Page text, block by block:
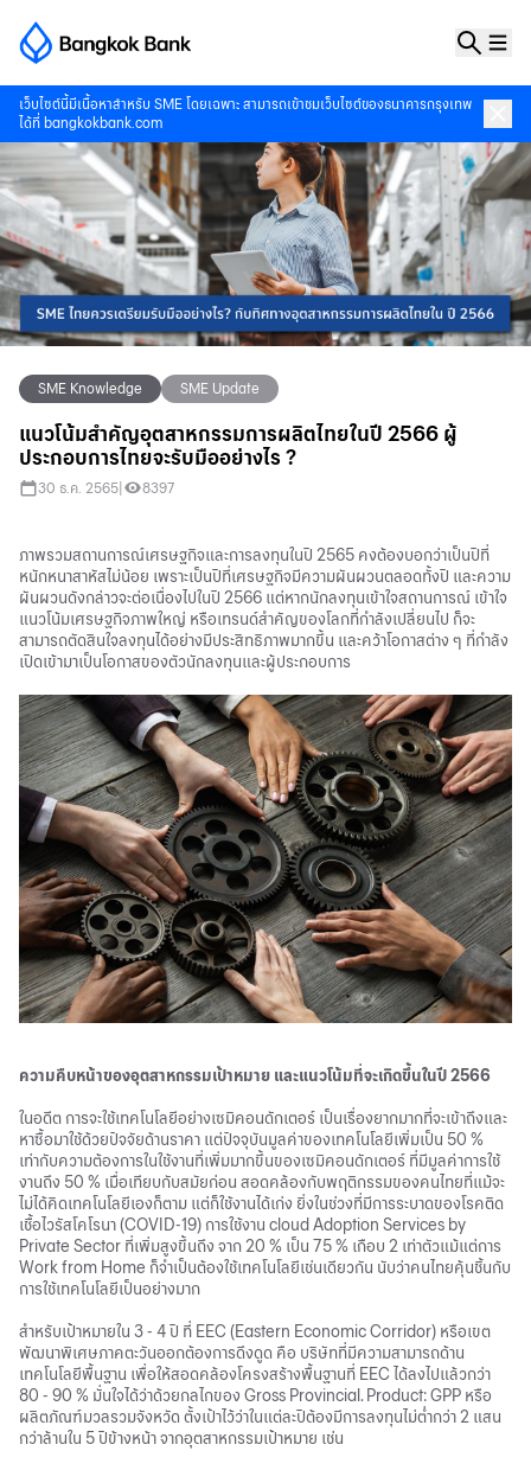
เว็บไซต์นี้มีเนื้อหาสำหรับ SME โดยเฉพาะ สามารถเข้าชมเว็บไซต์ของธนาคารกรุงเทพ
ได้ที่ bangkokbank.com
SME Knowledge SME Update
แนวโน้มสำคัญอุตสาหกรรมการผลิตไทยในปี 2566 ผู้
ประกอบการไทยจะรับมืออย่างไร ?
30 ธ.ค. 2565 8397
ภาพรวมสถานการณ์เศรษฐกิจและการลงทุนในปี 2565 คงต้องบอกว่าเป็นปีที่
หนักหนาสาหัสไม่น้อย เพราะเป็นปีที่เศรษฐกิจมีความผันผวนตลอดทั้งปี และความ
ผันผวนดังกล่าวจะต่อเนื่องไปในปี 2566 แต่หากนักลงทุนเข้าใจสถานการณ์ เข้าใจ
แนวโน้มเศรษฐกิจภาพใหญ่ หรือเทรนด์สำคัญของโลกที่กำลังเปลี่ยนไป ก็จะ
สามารถตัดสินใจลงทุนได้อย่างมีประสิทธิภาพมากขึ้น และคว้าโอกาสต่าง ๆ ที่กำลัง
เปิดเข้ามาเป็นโอกาสของตัวนักลงทุนและผู้ประกอบการ
ความคืบหน้าของอุตสาหกรรมเป้าหมาย และแนวโน้มที่จะเกิดขึ้นในปี 2566
ในอดีต การจะใช้เทคโนโลยีอย่างเซมิคอนดักเตอร์ เป็นเรื่องยากมากที่จะเข้าถึงและ
หาซื้อมาใช้ด้วยปัจจัยด้านราคา แต่ปัจจุบันมูลค่าของเทคโนโลยีเพิ่มเป็น 50 %
เท่ากับความต้องการในใช้งานที่เพิ่มมากขึ้นของเซมิคอนดักเตอร์ ที่มีมูลค่าการใช้
งานถึง 50 % เมื่อเทียบกับสมัยก่อน สอดคล้องกับพฤติกรรมของคนไทยที่แม้จะ
ไม่ได้คิดเทคโนโลยีเองก็ตาม แต่ก็ใช้งานได้เก่ง ยิ่งในช่วงที่มีการระบาดของโรคติด
เชื้อไวรัสโคโรนา (COVID-19) การใช้งาน cloud Adoption Services by
Private Sector ที่เพิ่มสูงขึ้นถึง จาก 20 % เป็น 75 % เกือบ 2 เท่าตัวแม้แต่การ
Work from Home ก็จำเป็นต้องใช้เทคโนโลยีเช่นเดียวกัน นับว่าคนไทยคุ้นชิ้นกับ
การใช้เทคโนโลยีเป็นอย่างมาก
สำหรับเป้าหมายใน 3 - 4 ปี ที่ EEC (Eastern Economic Corridor) หรือเขต
พัฒนาพิเศษภาคตะวันออกต้องการดึงดูด คือ บริษัทที่มีความสามารถด้าน
เทคโนโลยีพื้นฐาน เพื่อให้สอดคล้องโครงสร้างพื้นฐานที่ EEC ได้ลงไปแล้วกว่า
80 - 90 % มั่นใจได้ว่าด้วยกลไกของ Gross Provincial. Product: GPP หรือ
ผลิตภัณฑ์มวลรวมจังหวัด ตั้งเป้าไว้ว่าในแต่ละปีต้องมีการลงทุนไม่ต่ำกว่า 2 แสน
กว่าล้านใน 5 ปีข้างหน้า จากอุตสาหกรรมเป้าหมาย เช่น